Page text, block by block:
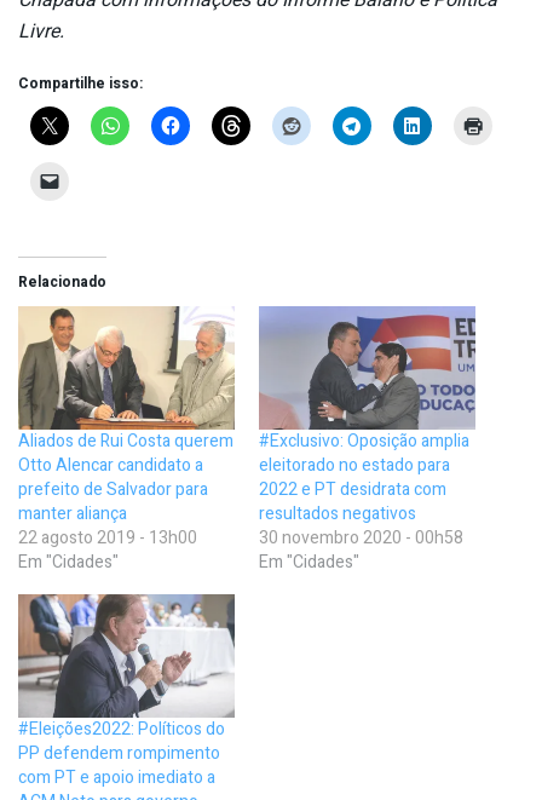
Livre.
Compartilhe isso:
Relacionado
Aliados de Rui Costa querem
Otto Alencar candidato a
prefeito de Salvador para
manter aliança
22 agosto 2019 - 13h00
Em "Cidades"
#Exclusivo: Oposição amplia
eleitorado no estado para
2022 e PT desidrata com
resultados negativos
30 novembro 2020 - 00h58
Em "Cidades"
#Eleições2022: Políticos do
PP defendem rompimento
com PT e apoio imediato a